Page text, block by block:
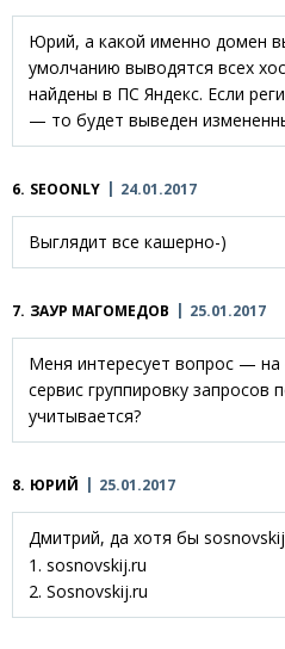
Юрий, а какой именно домен
умолчанию выводятся всех
найдены в ПС Яндекс. Если
— то будет выведен
6. SEOONLY 24.01.2017
Выглядит все кашерно-)
7. ЗАУР МАГОМЕДОВ 25.01.2017
Меня интересует вопрос —
сервис группировку
учитывается?
8. ЮРИЙ 25.01.2017
Дмитрий, да хотя бы
1. sosnovskij.ru
2. Sosnovskij.ru